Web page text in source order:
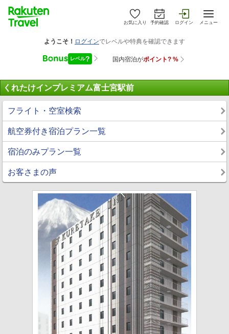
お気に入り 予約確認 ログイン メニュー
くれたけインプレミアム富士宮駅前
フライト・空室検索
航空券付き宿泊プラン一覧
宿泊のみプラン一覧
お客さまの声